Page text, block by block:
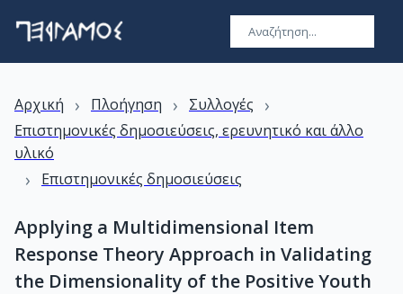
Αρχική › Πλοήγηση › Συλλογές ›
Επιστημονικές δημοσιεύσεις, ερευνητικό και άλλο
υλικό
› Επιστημονικές δημοσιεύσεις
Applying a Multidimensional Item
Response Theory Approach in Validating
the Dimensionality of the Positive Youth